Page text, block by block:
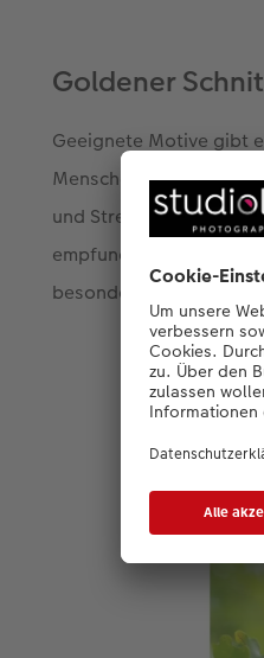
Goldener
Geeignete Motive gibt
Menschen. Rücken Sie
und Strecken in das
empfunden, weil es
besonders beim